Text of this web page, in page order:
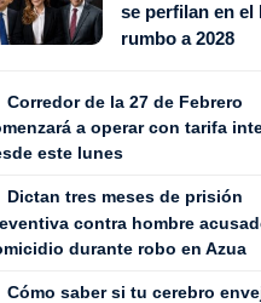
se perfilan en el
rumbo a 2028
Corredor de la 27 de Febrero
a operar con tarifa
este lunes
Dictan tres meses de prisión
contra hombre
durante robo en Azua
Cómo saber si tu cerebro